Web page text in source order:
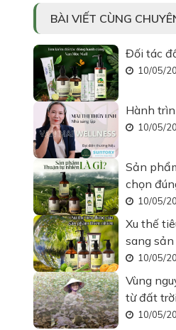
BÀI VIẾT CÙNG
Đối tác
10/05/
Hành
10/05/
Sản
chọn
10/05/
Xu thế
sang
10/05/
Vùng
từ đất
10/05/